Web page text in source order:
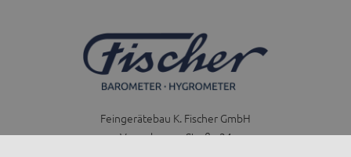
Feingerätebau K. Fischer GmbH
Venusberger Straße 24